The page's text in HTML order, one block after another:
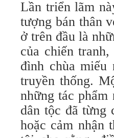
Lần triển lãm
tượng bán thân
ở trên đầu là
của chiến
đình chùa miếu
truyền thống.
những tác
dân tộc đã từng
hoặc cảm nhận